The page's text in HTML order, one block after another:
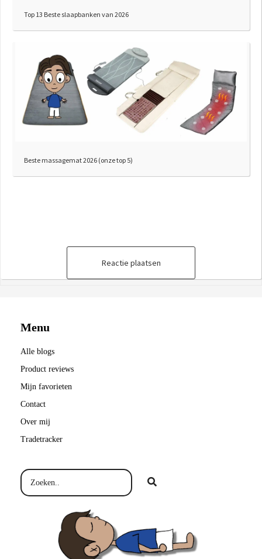
Top 13 Beste slaapbanken van 2026
Beste massagemat 2026 (onze top 5)
Reactie plaatsen
Menu
Alle blogs
Product reviews
Mijn favorieten
Contact
Over mij
Tradetracker